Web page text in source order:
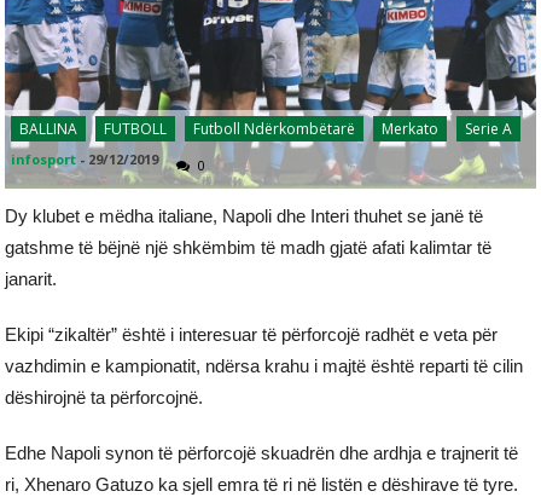
BALLINA FUTBOLL Futboll Ndërkombëtarë Merkato Serie A
infosport - 29/12/2019 0
Dy klubet e mëdha italiane, Napoli dhe Interi thuhet se janë të
gatshme të bëjnë një shkëmbim të madh gjatë afati kalimtar të
janarit.
Ekipi “zikaltër” është i interesuar të përforcojë radhët e veta për
vazhdimin e kampionatit, ndërsa krahu i majtë është reparti të cilin
dëshirojnë ta përforcojnë.
Edhe Napoli synon të përforcojë skuadrën dhe ardhja e trajnerit të
ri, Xhenaro Gatuzo ka sjell emra të ri në listën e dëshirave të tyre.